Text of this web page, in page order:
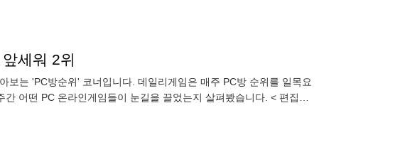
세워 2위
보는 'PC방순위' 코너입니다. 데일리게임은 매주 PC방 순위를 일목요
어떤 PC 온라인게임들이 눈길을 끌었는지 살펴봤습니다. < 편집자